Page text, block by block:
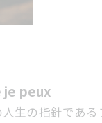
je peux
生の指針であ